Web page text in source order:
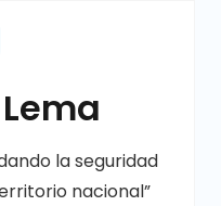
la seguridad
nacional”